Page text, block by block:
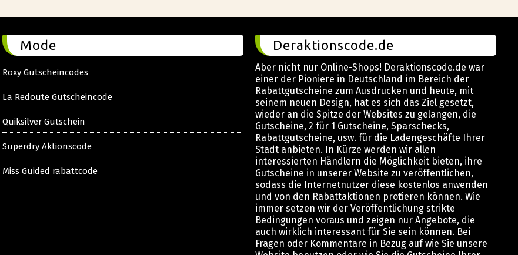
Mode
Roxy Gutscheincodes
La Redoute Gutscheincode
Quiksilver Gutschein
Superdry Aktionscode
Miss Guided rabattcode
Deraktionscode.de
Aber nicht nur Online-Shops! Deraktionscode.de war
einer der Pioniere in Deutschland im Bereich der
Rabattgutscheine zum Ausdrucken und heute, mit
seinem neuen Design, hat es sich das Ziel gesetzt,
wieder an die Spitze der Websites zu gelangen, die
Gutscheine, 2 für 1 Gutscheine, Sparschecks,
Rabattgutscheine, usw. für die Ladengeschäfte Ihrer
Stadt anbieten. In Kürze werden wir allen
interessierten Händlern die Möglichkeit bieten, ihre
Gutscheine in unserer Website zu veröffentlichen,
sodass die Internetnutzer diese kostenlos anwenden
und von den Rabattaktionen profitieren können. Wie
immer setzen wir der Veröffentlichung strikte
Bedingungen voraus und zeigen nur Angebote, die
auch wirklich interessant für Sie sein können. Bei
Fragen oder Kommentare in Bezug auf wie Sie unsere